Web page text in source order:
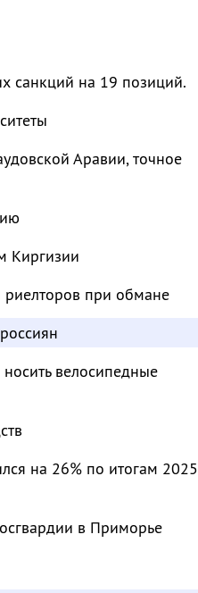
санкций на 19 позиций.
Аравии, точное
Киргизии
риелторов при обмане
велосипедные
на 26% по итогам 2025
в Приморье